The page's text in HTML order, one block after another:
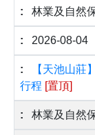
林業及自然
2026-08-04
【天池山莊
行程 [置頂]
林業及自然